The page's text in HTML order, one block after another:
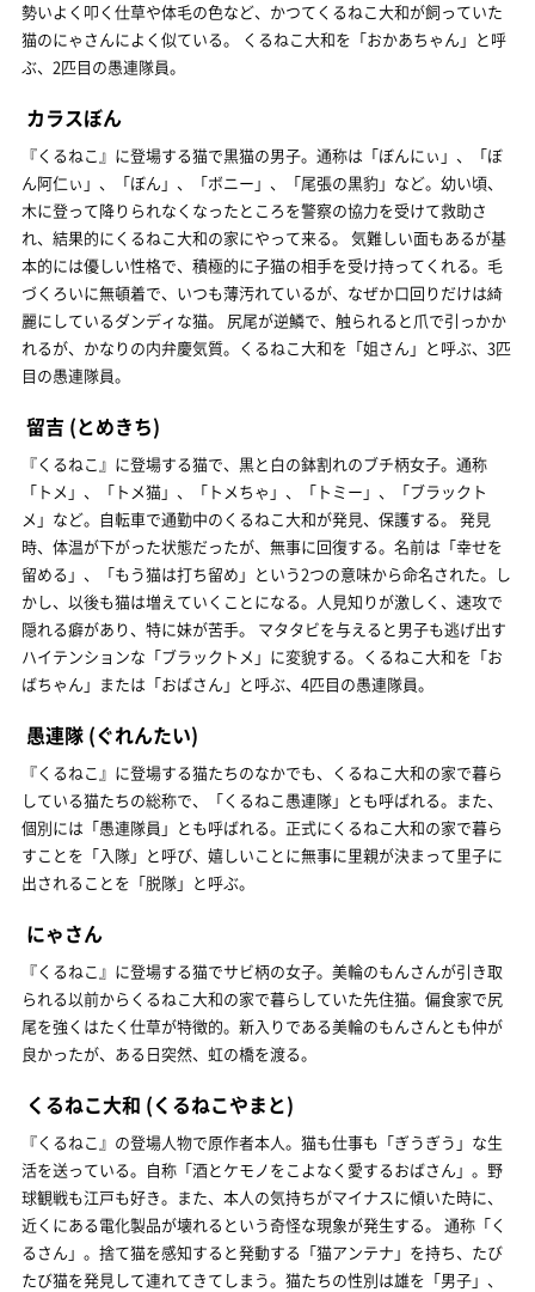
勢いよく叩く仕草や体毛の色など、かつてくるねこ大和が飼っていた
猫のにゃさんによく似ている。 くるねこ大和を「おかあちゃん」と呼
ぶ、2匹目の愚連隊員。
カラスぼん
『くるねこ』に登場する猫で黒猫の男子。通称は「ぼんにぃ」、「ぼ
ん阿仁ぃ」、「ぼん」、「ボニー」、「尾張の黒豹」など。幼い頃、
木に登って降りられなくなったところを警察の協力を受けて救助さ
れ、結果的にくるねこ大和の家にやって来る。 気難しい面もあるが基
本的には優しい性格で、積極的に子猫の相手を受け持ってくれる。毛
づくろいに無頓着で、いつも薄汚れているが、なぜか口回りだけは綺
麗にしているダンディな猫。 尻尾が逆鱗で、触られると爪で引っかか
れるが、かなりの内弁慶気質。くるねこ大和を「姐さん」と呼ぶ、3匹
目の愚連隊員。
留吉 (とめきち)
『くるねこ』に登場する猫で、黒と白の鉢割れのブチ柄女子。通称
「トメ」、「トメ猫」、「トメちゃ」、「トミー」、「ブラックト
メ」など。自転車で通勤中のくるねこ大和が発見、保護する。 発見
時、体温が下がった状態だったが、無事に回復する。名前は「幸せを
留める」、「もう猫は打ち留め」という2つの意味から命名された。し
かし、以後も猫は増えていくことになる。人見知りが激しく、速攻で
隠れる癖があり、特に妹が苦手。 マタタビを与えると男子も逃げ出す
ハイテンションな「ブラックトメ」に変貌する。くるねこ大和を「お
ばちゃん」または「おばさん」と呼ぶ、4匹目の愚連隊員。
愚連隊 (ぐれんたい)
『くるねこ』に登場する猫たちのなかでも、くるねこ大和の家で暮ら
している猫たちの総称で、「くるねこ愚連隊」とも呼ばれる。また、
個別には「愚連隊員」とも呼ばれる。正式にくるねこ大和の家で暮ら
すことを「入隊」と呼び、嬉しいことに無事に里親が決まって里子に
出されることを「脱隊」と呼ぶ。
にゃさん
『くるねこ』に登場する猫でサビ柄の女子。美輪のもんさんが引き取
られる以前からくるねこ大和の家で暮らしていた先住猫。偏食家で尻
尾を強くはたく仕草が特徴的。新入りである美輪のもんさんとも仲が
良かったが、ある日突然、虹の橋を渡る。
くるねこ大和 (くるねこやまと)
『くるねこ』の登場人物で原作者本人。猫も仕事も「ぎうぎう」な生
活を送っている。自称「酒とケモノをこよなく愛するおばさん」。野
球観戦も江戸も好き。また、本人の気持ちがマイナスに傾いた時に、
近くにある電化製品が壊れるという奇怪な現象が発生する。 通称「く
るさん」。捨て猫を感知すると発動する「猫アンテナ」を持ち、たび
たび猫を発見して連れてきてしまう。猫たちの性別は雄を「男子」、